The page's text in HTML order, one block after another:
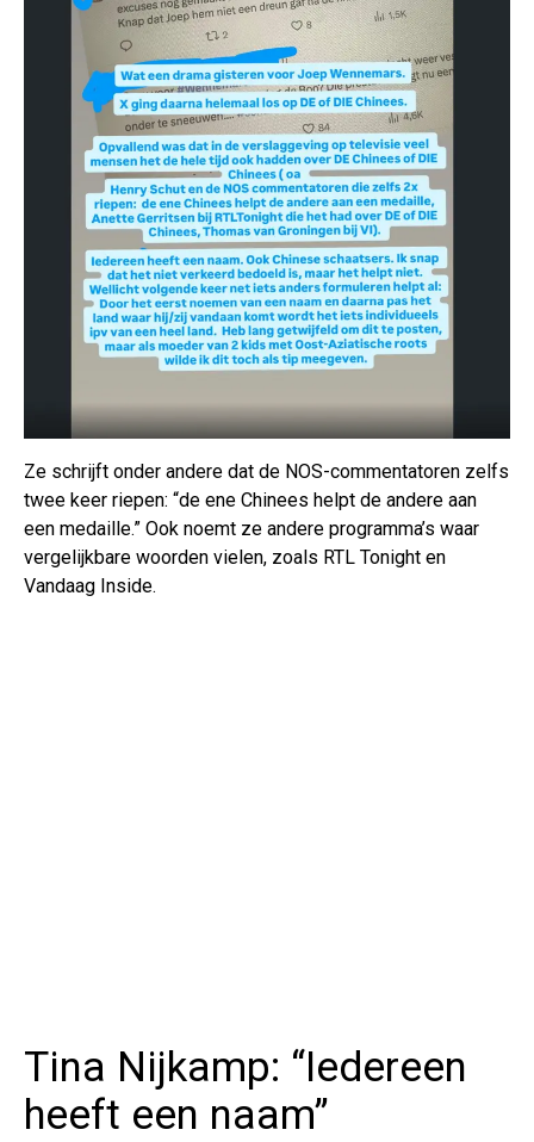
Ze schrijft onder andere dat de NOS-commentatoren zelfs
twee keer riepen: “de ene Chinees helpt de andere aan
een medaille.” Ook noemt ze andere programma’s waar
vergelijkbare woorden vielen, zoals RTL Tonight en
Vandaag Inside.
Tina Nijkamp: “Iedereen
heeft een naam”